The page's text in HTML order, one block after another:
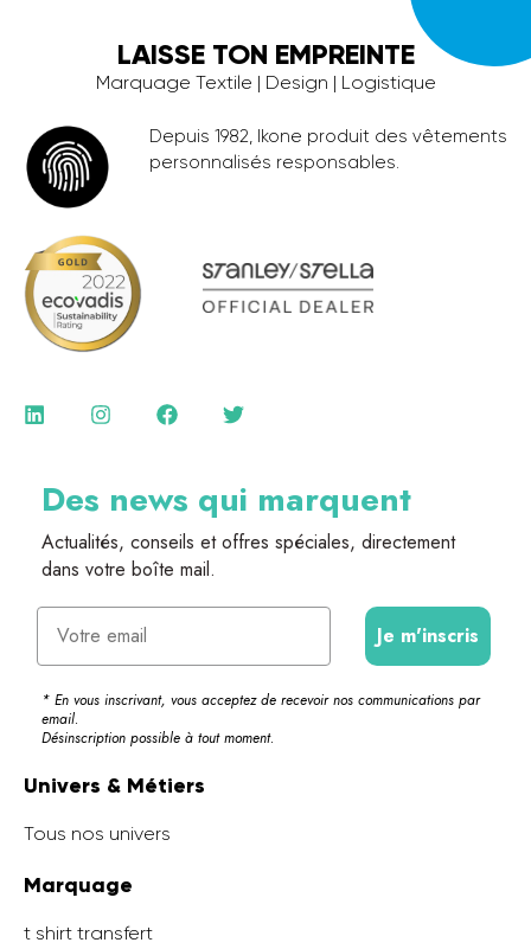
LAISSE TON EMPREINTE
Marquage Textile | Design | Logistique
Depuis 1982, Ikone produit des vêtements
personnalisés responsables.
Des news qui marquent
Actualités, conseils et offres spéciales, directement
dans votre boîte mail.
Email
Je m'inscris
* En vous inscrivant, vous acceptez de recevoir nos communications par
email.
Désinscription possible à tout moment.
Univers & Métiers
Tous nos univers
Marquage
t shirt transfert